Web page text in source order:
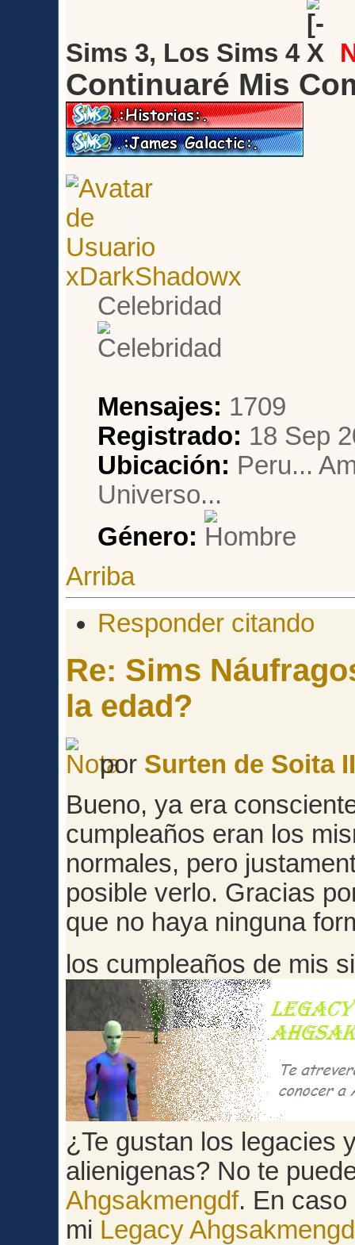
Sims 3, Los Sims 4
Continuaré Mis
xDarkShadowx
Celebridad
Mensajes: 1709
Registrado: 18 Sep
Ubicación: Peru...
Universo...
Género:
Arriba
Responder citando
Re: Sims
la edad?
por Surten de Soita
Bueno, ya era
cumpleaños eran los
normales, pero
posible verlo. Gracias
que no haya ninguna
los cumpleaños de mis
¿Te gustan los legacies
alienigenas? No te
Ahgsakmengdf. En caso
mi Legacy